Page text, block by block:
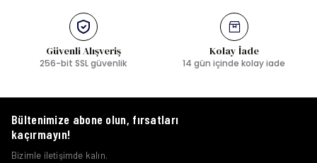
Güvenli Alışveriş
256-bit SSL güvenlik
Kolay İade
14 gün içinde kolay iade
Bültenimize abone olun, fırsatları
kaçırmayın!
Bizimle iletişimde kalın.